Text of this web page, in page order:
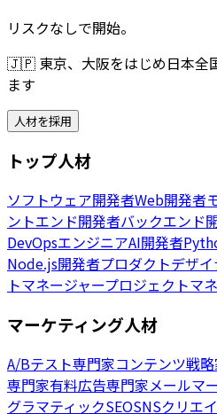
リスクなしで開始。
🇯🇵 東京、大阪をはじめ日本全
ます
人材を採用
トップ人材
ソフトウェア開発者Web開発者
ントエンド開発者バックエンド
DevOpsエンジニアAI開発者
Node.js開発者プロダクトデザイ
トマネージャープロジェクトマ
マーケティング人材
A/Bテスト専門家コンテンツ戦
専門家有料広告専門家メールマ
グラマティックSEOSNSクリエ